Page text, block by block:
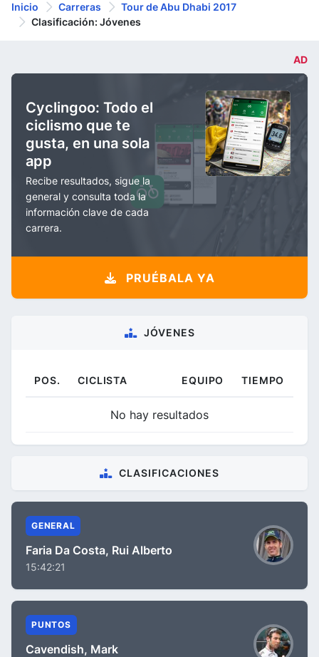
Inicio Carreras
Tour de Abu Dhabi 2017
Clasificación: Jóvenes
AD
Cyclingoo: Todo el
ciclismo que te
gusta, en una sola
app
Recibe resultados, sigue la
general y consulta toda la
información clave de cada
carrera.
PRUÉBALA YA
JÓVENES
POS. CICLISTA EQUIPO TIEMPO
No hay resultados
CLASIFICACIONES
GENERAL
Faria Da Costa, Rui Alberto
15:42:21
PUNTOS
Cavendish, Mark